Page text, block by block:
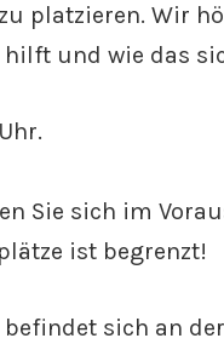
platzieren. Wir
und wie das
Sie sich im
ist begrenzt!
befindet sich an